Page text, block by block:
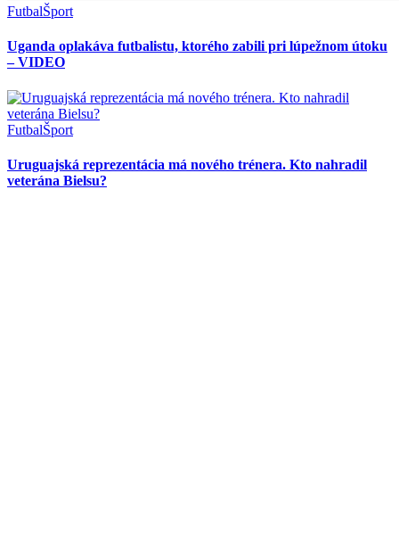
FutbalŠport
Uganda oplakáva futbalistu, ktorého zabili pri lúpežnom útoku
– VIDEO
FutbalŠport
Uruguajská reprezentácia má nového trénera. Kto nahradil
veterána Bielsu?